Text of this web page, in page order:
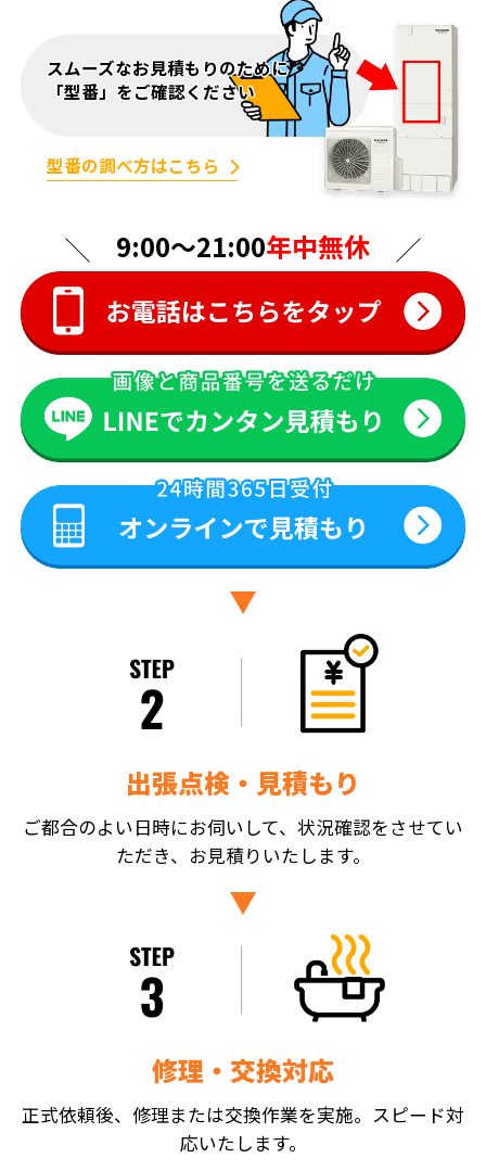
スムーズなお見積もりのために
「型番」をご確認ください
型番の調べ方はこちら
9:00〜21:00年中無休
出張点検・見積もり
ご都合のよい日時にお伺いして、状況確認をさせてい
ただき、お見積りいたします。
修理・交換対応
正式依頼後、修理または交換作業を実施。スピード対
応いたします。